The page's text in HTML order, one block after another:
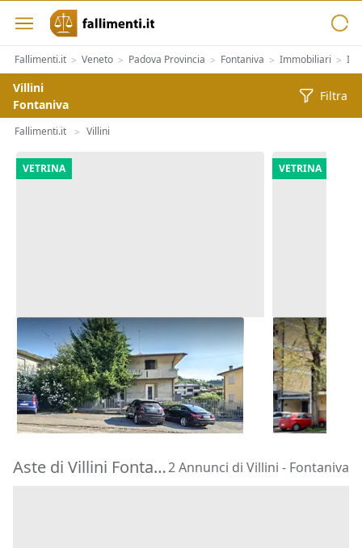
Fallimenti.it > Veneto > Padova Provincia > Fontaniva > Immobiliari >
Villini
Fontaniva
Filtra
Fallimenti.it > Villini
VETRINA
Asta Casa indipendente con corte
pertinenziale
Barbarano Mossano (Vicenza)
180.000 €
22/10/2026
VETRINA
Asta
Faenza
322.500 €
11/09/2026
Aste di Villini Fontaniva2 Annunci di Villini - Fontaniva